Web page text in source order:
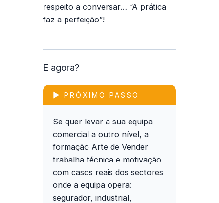
respeito a conversar… “A prática
faz a perfeição”!
E agora?
▶ PRÓXIMO PASSO
Se quer levar a sua equipa
comercial a outro nível, a
formação Arte de Vender
trabalha técnica e motivação
com casos reais dos sectores
onde a equipa opera:
segurador, industrial,